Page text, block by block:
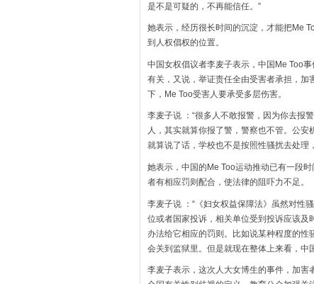
是不是可疑的，不再能信任。”
她表示，经历很长时间的沉淀，才能把Me
到人权倡权的位置。
中国女权倡议者李麦子表示，中国Me Too
有关，又说，举证责任全由受害者承担，
下，Me Too受害人要承受多层伤害。
李麦子说 ：“很多人不敢报警，因为你去报
人，其实就算你报了警，警察也不管。公
就算说了话，学校也不是按照性骚扰去处理
她表示，中国的Me Too运动推动已有一段
者有相应罚则配合，使法律的阻吓力不足。
李麦子说 ：“《妇女权益保障法》虽然对性
位或者国家投诉，相关单位受到投诉应该
办法给它相应的罚则。比如说某种程度的
会关到监狱里。但是就现在整体上来看，中
李麦子表示，这次人大女博生的事件，加